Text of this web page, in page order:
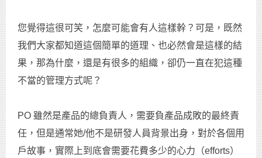
您覺得這很可笑，怎麼可能會有人這樣幹？可是，既然
我們大家都知道這個簡單的道理、也必然會是這樣的結
果，那為什麼，還是有很多的組織，卻仍一直在犯這種
不當的管理方式呢？
PO 雖然是產品的總負責人，需要負產品成敗的最終責
任，但是通常她/他不是研發人員背景出身，對於各個用
戶故事，實際上到底會需要花費多少的心力（efforts）